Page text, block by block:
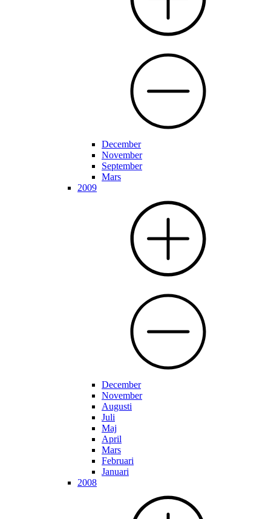
December
November
September
Mars
2009
December
November
Augusti
Juli
Maj
April
Mars
Februari
Januari
2008